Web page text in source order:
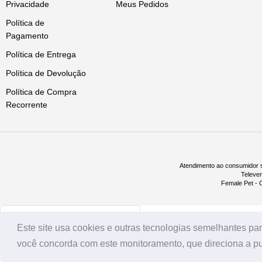
Privacidade
Política de
Pagamento
Política de Entrega
Política de Devolução
Política de Compra
Recorrente
Meus Pedidos
Atendimento ao consumidor
Female Pet -
Este site usa cookies e outras tecnologias semelhantes
você concorda com este monitoramento, que direciona a